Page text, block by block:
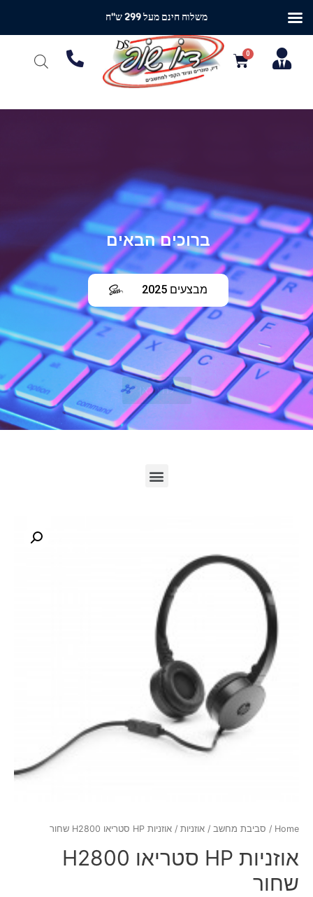
ברוכים הבאים
מבצעים 2025
לחץ כאן
Home
/ סביבת מחשב / אוזניות / אוזניות HP סטריאו H2800 שחור
אוזניות HP סטריאו H2800
שחור
משלוח חינם מעל 299 ש"ח